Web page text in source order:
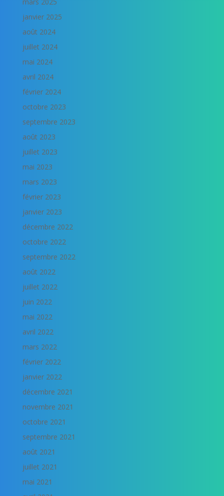
janvier 2025
août 2024
juillet 2024
mai 2024
avril 2024
février 2024
octobre 2023
septembre 2023
août 2023
juillet 2023
mai 2023
mars 2023
février 2023
janvier 2023
décembre 2022
octobre 2022
septembre 2022
août 2022
juillet 2022
juin 2022
mai 2022
avril 2022
mars 2022
février 2022
janvier 2022
décembre 2021
novembre 2021
octobre 2021
septembre 2021
août 2021
juillet 2021
mai 2021